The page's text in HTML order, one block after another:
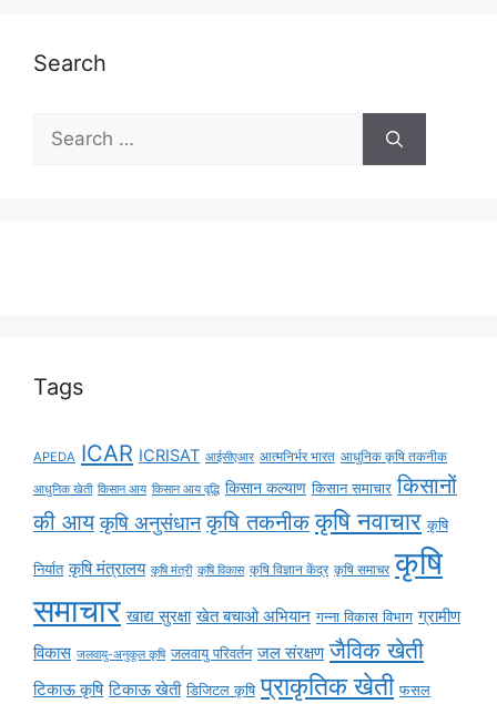
Search
Tags
APEDA ICAR ICRISAT आईसीएआर आत्मनिर्भर भारत आधुनिक कृषि तकनीक
आधुनिक खेती किसान आय किसान आय वृद्धि किसान कल्याण किसान समाचार किसानों
की आय कृषि अनुसंधान कृषि तकनीक कृषि नवाचार कृषि
निर्यात कृषि मंत्रालय कृषि मंत्री कृषि विकास कृषि विज्ञान केंद्र कृषि समाचर कृषि
समाचार खाद्य सुरक्षा खेत बचाओ अभियान गन्ना विकास विभाग ग्रामीण
विकास जलवायु-अनुकूल कृषि जलवायु परिवर्तन जल संरक्षण जैविक खेती
टिकाऊ कृषि टिकाऊ खेती डिजिटल कृषि प्राकृतिक खेती फसल